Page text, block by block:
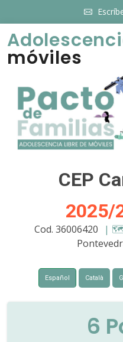
móviles
CEP
2025/
Cod. 36006420 |
Español Català
6